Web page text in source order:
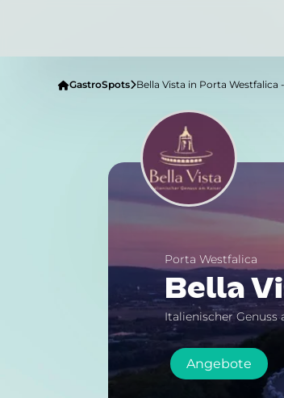
GastroSpots Bella Vista in Porta Westfalica
Porta Westfalica
Bella
Italienischer Genuss
Angebote